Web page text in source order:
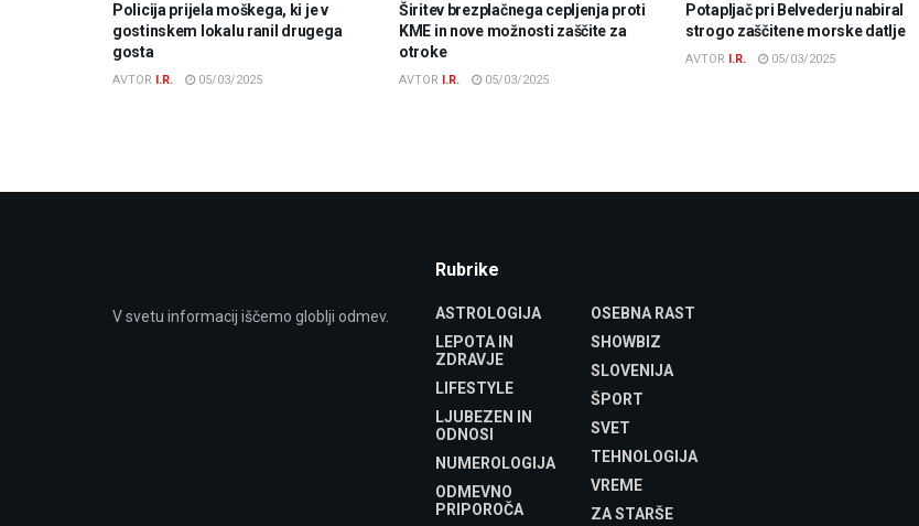
Policija prijela moškega, ki je v
gostinskem lokalu ranil drugega
gosta
AVTOR I.R. 05/03/2025
Širitev brezplačnega cepljenja proti
KME in nove možnosti zaščite za
otroke
AVTOR I.R. 05/03/2025
Potapljač pri Belvederju nabiral
strogo zaščitene morske datlje
AVTOR I.R. 05/03/2025
V svetu informacij iščemo globlji odmev.
Rubrike
ASTROLOGIJA
LEPOTA IN
ZDRAVJE
LIFESTYLE
LJUBEZEN IN
ODNOSI
NUMEROLOGIJA
ODMEVNO
PRIPOROČA
OSEBNA RAST
SHOWBIZ
SLOVENIJA
ŠPORT
SVET
TEHNOLOGIJA
VREME
ZA STARŠE